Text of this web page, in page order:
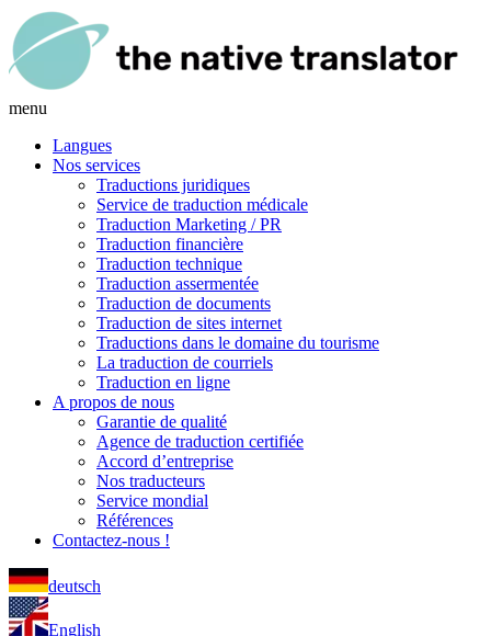
menu
Langues
Nos services
Traductions juridiques
Service de traduction médicale
Traduction Marketing / PR
Traduction financière
Traduction technique
Traduction assermentée
Traduction de documents
Traduction de sites internet
Traductions dans le domaine du tourisme
La traduction de courriels
Traduction en ligne
A propos de nous
Garantie de qualité
Agence de traduction certifiée
Accord d’entreprise
Nos traducteurs
Service mondial
Références
Contactez-nous !
deutsch
English